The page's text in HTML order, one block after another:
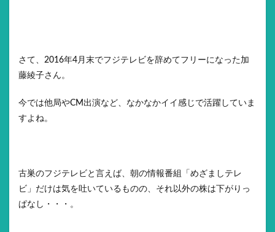
さて、2016年4月末でフジテレビを辞めてフリーになった加
藤綾子さん。
今では他局やCM出演など、なかなかイイ感じで活躍していま
すよね。
古巣のフジテレビと言えば、朝の情報番組「めざましテレ
ビ」だけは気を吐いているものの、それ以外の株は下がりっ
ぱなし・・・。